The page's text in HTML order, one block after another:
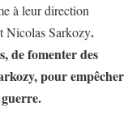
à leur direction
Nicolas Sarkozy.
de fomenter des
pour empêcher